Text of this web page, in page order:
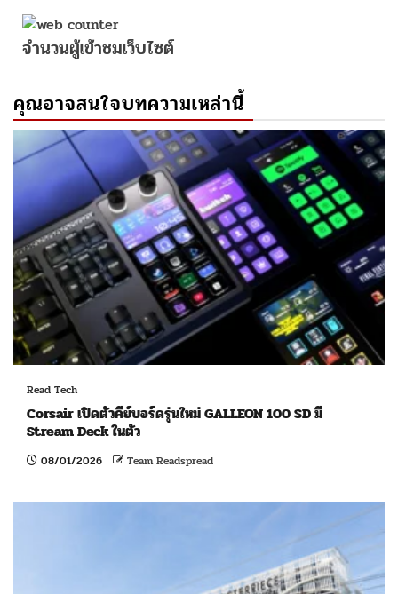
จำนวนผู้เข้าชมเว็บไซต์
คุณอาจสนใจบทความเหล่านี้
Read Tech
Corsair เปิดตัวคีย์บอร์ดรุ่นใหม่ GALLEON 100 SD มี
Stream Deck ในตัว
08/01/2026 Team Readspread